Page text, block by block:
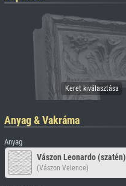
Anyag & Vakráma
Anyag
Vászon Leonardo (szatén)
(Vászon Velence)